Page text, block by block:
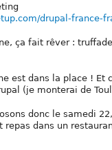
drupal-france-
ça fait rêver :
est dans la place !
(je monterai de
donc le samedi
repas dans un